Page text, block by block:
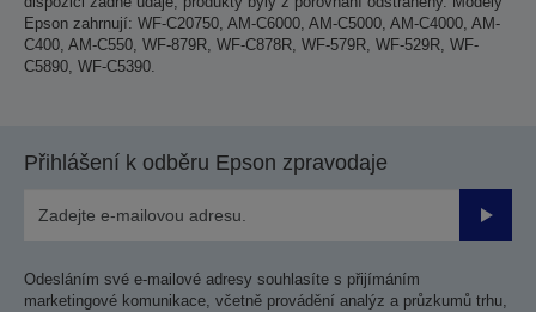
Epson zahrnují: WF-C20750, AM-C6000, AM-C5000, AM-C4000, AM-
C400, AM-C550, WF-879R, WF-C878R, WF-579R, WF-529R, WF-
C5890, WF-C5390.
Přihlášení k odběru Epson zpravodaje
Odesláním své e-mailové adresy souhlasíte s přijímáním
marketingové komunikace, včetně provádění analýz a průzkumů trhu,